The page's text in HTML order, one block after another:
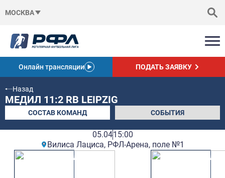
МОСКВА
Онлайн трансляции ПОДАТЬ ЗАЯВКУ
Назад
МЕДИЛ 11:2 RB LEIPZIG
СОСТАВ КОМАНД СОБЫТИЯ
05.0415:00
Вилиса Лациса, РФЛ-Арена, поле №1